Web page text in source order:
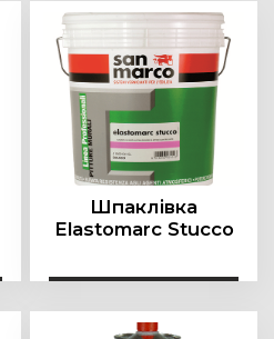
Шпаклівка
Elastomarc Stucco